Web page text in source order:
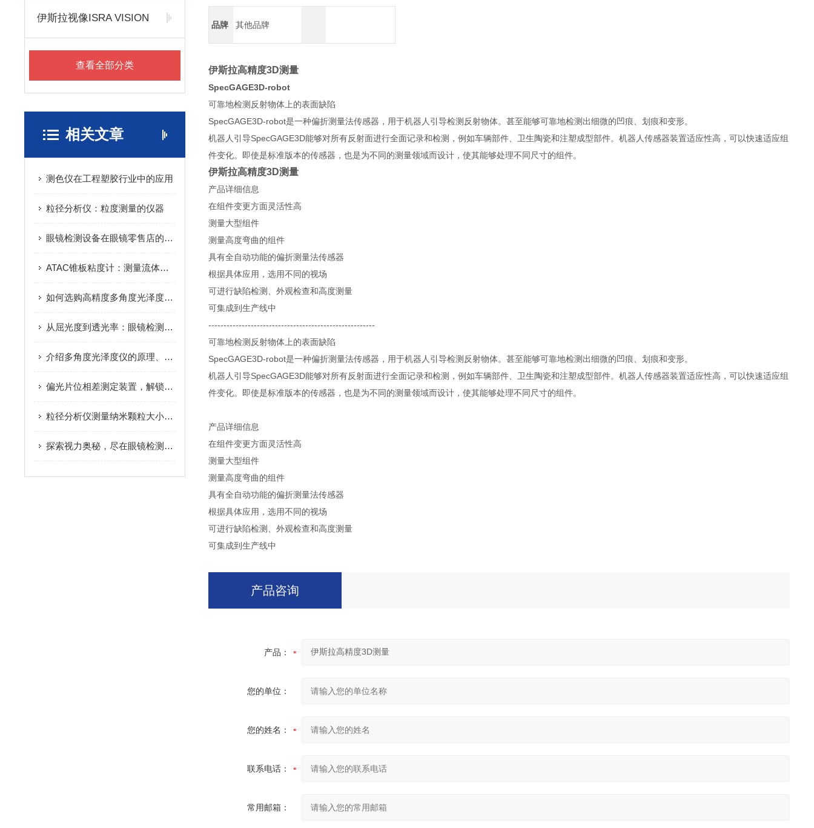
伊斯拉视像ISRA VISION
查看全部分类
相关文章
测色仪在工程塑胶行业中的应用
粒径分析仪：粒度测量的仪器
眼镜检测设备在眼镜零售店的应用
ATAC锥板粘度计：测量流体粘度的仪器
如何选购高精度多角度光泽度仪？测量角度、量程与选型要点全攻略
从屈光度到透光率：眼镜检测设备全参数测量功能与操作规范详解
介绍多角度光泽度仪的原理、构成和应用
偏光片位相差测定装置，解锁光学性能新奥秘
粒径分析仪测量纳米颗粒大小的工具！
探索视力奥秘，尽在眼镜检测设备：一键解锁清晰视界秘密
品牌 其他品牌
伊斯拉高精度3D测量
SpecGAGE3D-robot
可靠地检测反射物体上的表面缺陷
SpecGAGE3D-robot是一种偏折测量法传感器，用于机器人引导检测反射物体。甚至能够可靠地检测出细微的凹痕、划痕和变形。
机器人引导SpecGAGE3D能够对所有反射面进行全面记录和检测，例如车辆部件、卫生陶瓷和注塑成型部件。机器人传感器装置适应性高，可以快速适应组
件变化。即使是标准版本的传感器，也是为不同的测量领域而设计，使其能够处理不同尺寸的组件。
伊斯拉高精度3D测量
产品详细信息
在组件变更方面灵活性高
测量大型组件
测量高度弯曲的组件
具有全自动功能的偏折测量法传感器
根据具体应用，选用不同的视场
可进行缺陷检测、外观检查和高度测量
可集成到生产线中
-------------------------------------------------------
可靠地检测反射物体上的表面缺陷
SpecGAGE3D-robot是一种偏折测量法传感器，用于机器人引导检测反射物体。甚至能够可靠地检测出细微的凹痕、划痕和变形。
机器人引导SpecGAGE3D能够对所有反射面进行全面记录和检测，例如车辆部件、卫生陶瓷和注塑成型部件。机器人传感器装置适应性高，可以快速适应组
件变化。即使是标准版本的传感器，也是为不同的测量领域而设计，使其能够处理不同尺寸的组件。
产品详细信息
在组件变更方面灵活性高
测量大型组件
测量高度弯曲的组件
具有全自动功能的偏折测量法传感器
根据具体应用，选用不同的视场
可进行缺陷检测、外观检查和高度测量
可集成到生产线中
产品咨询
产品：
您的单位：
您的姓名：
联系电话：
常用邮箱：